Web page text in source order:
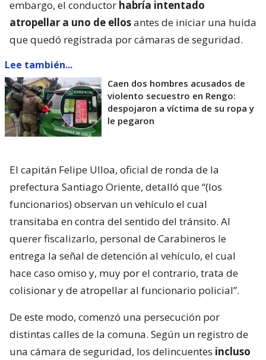
embargo, el conductor habría intentado
atropellar a uno de ellosantes de iniciar una huida
que quedó registrada por cámaras de seguridad.
Lee también...
Caen dos hombres acusados de
violento secuestro en Rengo:
despojaron a víctima de su ropa y
le pegaron
El capitán Felipe Ulloa, oficial de ronda de la
prefectura Santiago Oriente, detalló que “(los
funcionarios) observan un vehículo el cual
transitaba en contra del sentido del tránsito. Al
querer fiscalizarlo, personal de Carabineros le
entrega la señal de detención al vehículo, el cual
hace caso omiso y, muy por el contrario, trata de
colisionar y de atropellar al funcionario policial”.
De este modo, comenzó una persecución por
distintas calles de la comuna. Según un registro de
una cámara de seguridad, los delincuentes incluso